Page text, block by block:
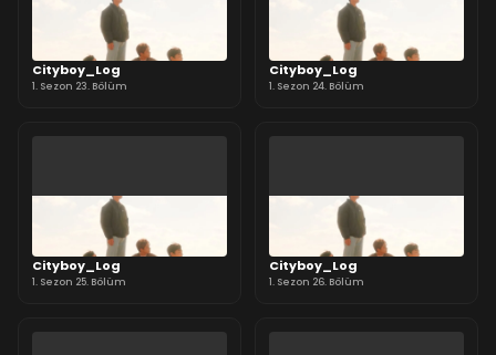
Cityboy_Log
1. Sezon 23. Bölüm
Cityboy_Log
1. Sezon 24. Bölüm
Cityboy_Log
1. Sezon 25. Bölüm
Cityboy_Log
1. Sezon 26. Bölüm